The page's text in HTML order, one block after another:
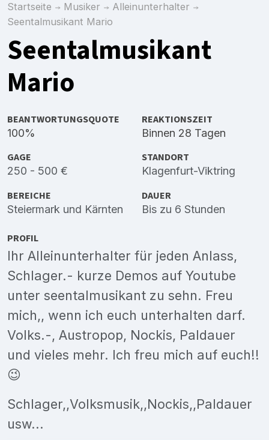
Startseite Musiker
Alleinunterhalter
Seentalmusikant Mario
Seentalmusikant
Mario
BEANTWORTUNGSQUOTE
100%
REAKTIONSZEIT
Binnen 28 Tagen
GAGE
250 - 500 €
STANDORT
Klagenfurt-Viktring
BEREICHE
Steiermark und Kärnten
DAUER
Bis zu 6 Stunden
PROFIL
Ihr Alleinunterhalter für jeden Anlass,
Schlager.- kurze Demos auf Youtube
unter seentalmusikant zu sehn. Freu
mich,, wenn ich euch unterhalten darf.
Volks.-, Austropop, Nockis, Paldauer
und vieles mehr. Ich freu mich auf euch!!
😉
Schlager,,Volksmusik,,Nockis,,Paldauer
usw...